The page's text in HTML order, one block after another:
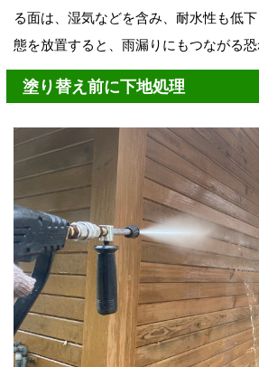
る面は、湿気などを含み、耐水性も低
態を放置すると、雨漏りにもつながる恐
塗り替え前に下地処理